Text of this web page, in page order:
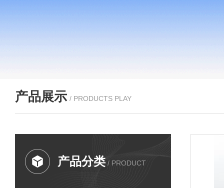
产品展示 / PRODUCTS PLAY
产品分类 / PRODUCT